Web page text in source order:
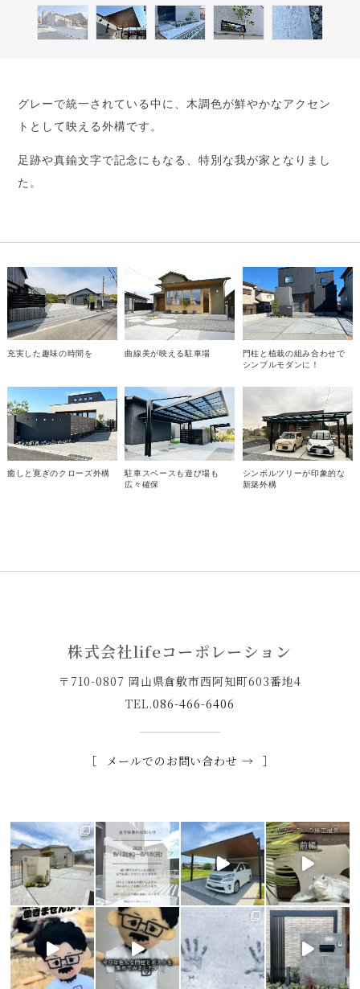
グレーで統一されている中に、木調色が鮮やかなアクセン
トとして映える外構です。
足跡や真鍮文字で記念にもなる、特別な我が家となりまし
た。
充実した趣味の時間を 曲線美が映える駐車場
門柱と植栽の組み合わせで
シンプルモダンに！
癒しと寛ぎのクローズ外構
駐車スペースも遊び場も
広々確保
シンボルツリーが印象的な
新築外構
株式会社lifeコーポレーション
〒710-0807 岡山県倉敷市西阿知町603番地4
TEL.086-466-6406
メールでのお問い合わせ →